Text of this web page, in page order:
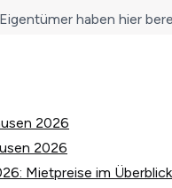
2026
2026
Mietpreise im Überblick